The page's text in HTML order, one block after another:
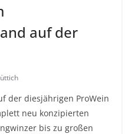
auf der
der diesjährigen ProWein
neu konzipierten
bis zu großen